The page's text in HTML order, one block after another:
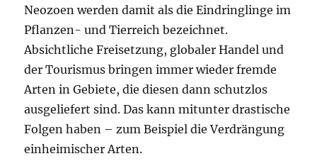
Neozoen werden damit als die Eindringlinge im
Pflanzen- und Tierreich bezeichnet.
Absichtliche Freisetzung, globaler Handel und
der Tourismus bringen immer wieder fremde
Arten in Gebiete, die diesen dann schutzlos
ausgeliefert sind. Das kann mitunter drastische
Folgen haben – zum Beispiel die Verdrängung
einheimischer Arten.